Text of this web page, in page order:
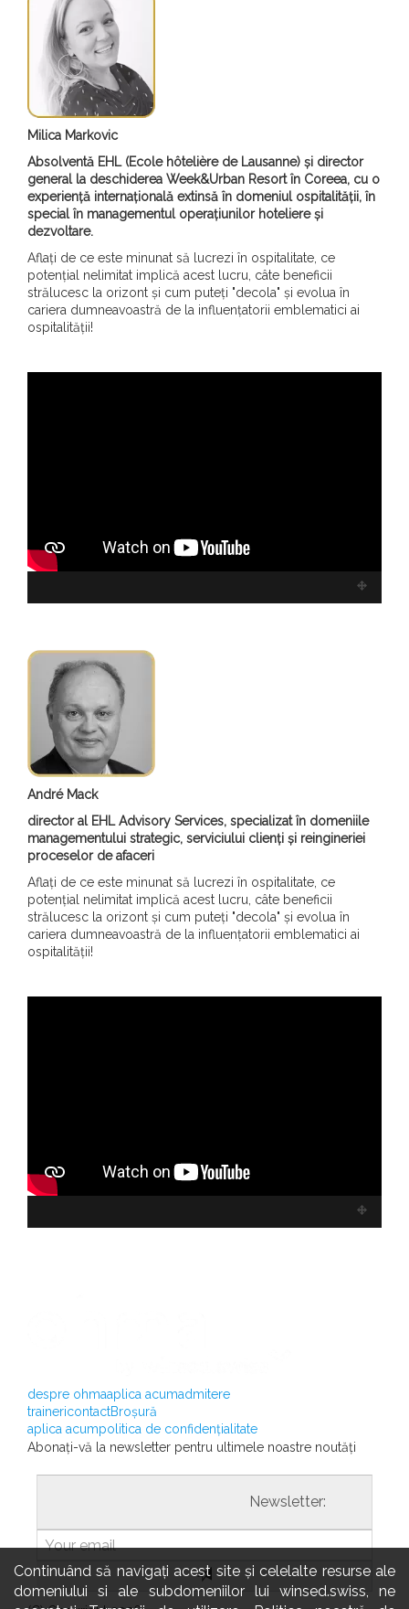
Continuând să navigați acest site și celelalte resurse ale
domeniului si ale subdomeniilor lui winsed.swiss, ne
Milica Markovic
Absolventă EHL (Ecole hôtelière de Lausanne) și director
general la deschiderea Week&Urban Resort în Coreea, cu o
experiență internațională extinsă în domeniul ospitalității, în
special în managementul operațiunilor hoteliere și
dezvoltare.
Aflați de ce este minunat să lucrezi în ospitalitate, ce
potențial nelimitat implică acest lucru, câte beneficii
strălucesc la orizont și cum puteți "decola" și evolua în
cariera dumneavoastră de la influențatorii emblematici ai
ospitalității!
André Mack
director al EHL Advisory Services, specializat în domeniile
managementului strategic, serviciului clienți și reingineriei
proceselor de afaceri
Aflați de ce este minunat să lucrezi în ospitalitate, ce
potențial nelimitat implică acest lucru, câte beneficii
strălucesc la orizont și cum puteți "decola" și evolua în
cariera dumneavoastră de la influențatorii emblematici ai
ospitalității!
despre ohmaaplica acumadmitere
trainericontactBroșură
aplica acumpolitica de confidențialitate
Abonați-vă la newsletter pentru ultimele noastre noutăți